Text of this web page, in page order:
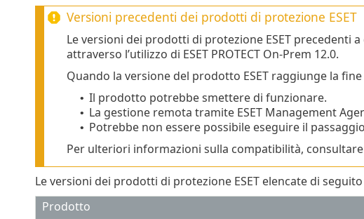
Versioni precedenti dei prodotti di protezione ESET
Le versioni dei prodotti di protezione ESET precedenti
attraverso l’utilizzo di ESET PROTECT On-Prem 12.0.
Quando la versione del prodotto ESET raggiunge la
• Il prodotto potrebbe smettere di funzionare.
• La gestione remota tramite ESET Management
• Potrebbe non essere possibile eseguire il
Per ulteriori informazioni sulla compatibilità, consultare
Le versioni dei prodotti di protezione ESET elencate di
Prodotto